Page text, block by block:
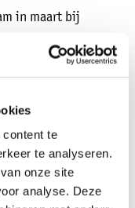
te
te analyseren.
onze site
analyse. Deze
in maart bij
periode thuis zat.
maanden ging
in het
straalt! Hij voelt
in het
moment wordt